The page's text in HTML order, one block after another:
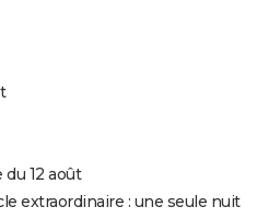
12 août
extraordinaire : une seule nuit